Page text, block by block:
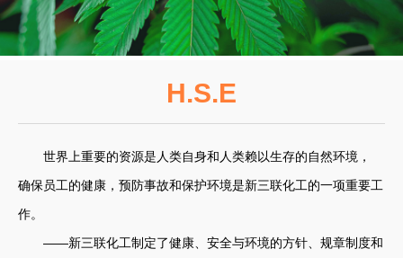
H.S.E
世界上重要的资源是人类自身和人类赖以生存的自然环境，
确保员工的健康，预防事故和保护环境是新三联化工的一项重要工
作。
——新三联化工制定了健康、安全与环境的方针、规章制度和